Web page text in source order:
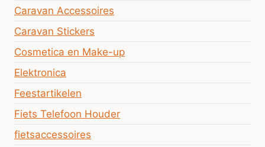
Caravan Accessoires
Caravan Stickers
Cosmetica en Make-up
Elektronica
Feestartikelen
Fiets Telefoon Houder
fietsaccessoires